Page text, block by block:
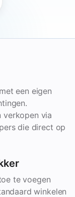
een eigen
verkopen via
die direct op
te voegen
winkelen